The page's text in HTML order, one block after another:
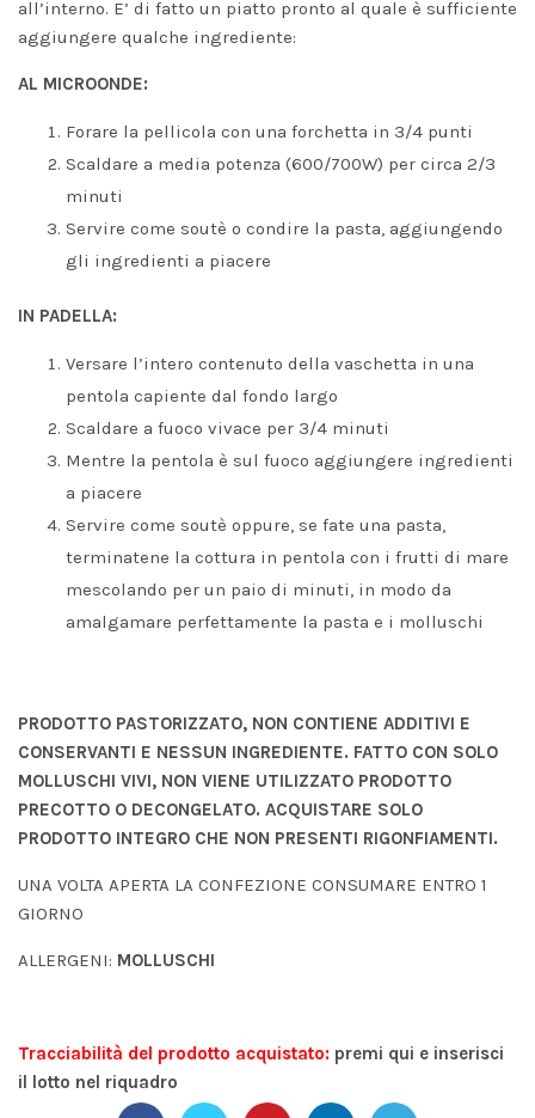
all’interno. E’ di fatto un piatto pronto al quale è sufficiente
aggiungere qualche ingrediente:
AL MICROONDE:
Forare la pellicola con una forchetta in 3/4 punti
Scaldare a media potenza (600/700W) per circa 2/3
minuti
Servire come soutè o condire la pasta, aggiungendo
gli ingredienti a piacere
IN PADELLA:
Versare l’intero contenuto della vaschetta in una
pentola capiente dal fondo largo
Scaldare a fuoco vivace per 3/4 minuti
Mentre la pentola è sul fuoco aggiungere ingredienti
a piacere
Servire come soutè oppure, se fate una pasta,
terminatene la cottura in pentola con i frutti di mare
mescolando per un paio di minuti, in modo da
amalgamare perfettamente la pasta e i molluschi
PRODOTTO PASTORIZZATO, NON CONTIENE ADDITIVI E
CONSERVANTI E NESSUN INGREDIENTE. FATTO CON SOLO
MOLLUSCHI VIVI, NON VIENE UTILIZZATO PRODOTTO
PRECOTTO O DECONGELATO. ACQUISTARE SOLO
PRODOTTO INTEGRO CHE NON PRESENTI RIGONFIAMENTI.
UNA VOLTA APERTA LA CONFEZIONE CONSUMARE ENTRO 1
GIORNO
ALLERGENI: MOLLUSCHI
Tracciabilità del prodotto acquistato: premi qui e inserisci
il lotto nel riquadro